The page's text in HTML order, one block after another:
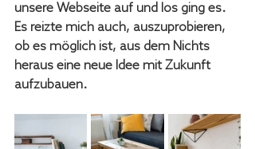
unsere Webseite auf und los ging es.
Es reizte mich auch, auszuprobieren,
ob es möglich ist, aus dem Nichts
heraus eine neue Idee mit Zukunft
aufzubauen.